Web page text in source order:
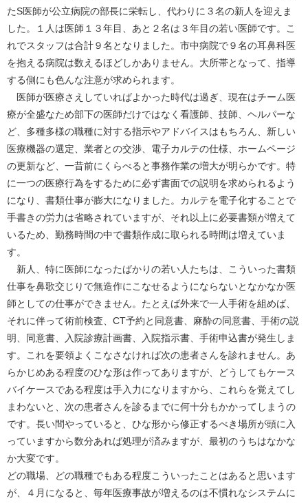
たS医師が公立病院の部長に栄転し、代わりに３名の新人を迎えま
した。１人は医師１３年目、あと２名は３年目の若い医師です。こ
れでスタッフは合計９名となりました。市中病院で９名の耳鼻科医
を抱える病院は数えるほどしかありません。大所帯となって、指導
する側にも色んな注意が求められます。
医師が医療さえしていればよかった時代は過ぎ、現在はチーム医
療が全盛なため部下の医師だけではなく看護師、技師、ヘルパーな
ど、多種多様の職種に対する指示やアドバイスはもちろん、新しい
医療機器の選定、業者との交渉、電子カルテの仕様、ホームページ
の更新など、一昔前にくらべると事務作業の増大が明らかです。特
に一つの医療行為をするために必ず書面での説明を求められるよう
になり、書類仕事が膨大になりました。カルテを電子化することで
手書きの労力は省略されていますが、それ以上に必要書類が増えて
いるため、勤務時間の中で書類作成に取られる時間は増えていま
す。
新人、特に医師になったばかりの若い人たちは、こういった書類
仕事を鼻歌交じりで無造作にこなせるようにならないとなかなか医
師としての仕事ができません。たとえば外来で一人手術を組めば、
それに伴って術前検査、CT予約と同意書、麻酔の同意書、手術の説
明、同意書、入院診療計画書、入院指示書、手術申込書が発生しま
す。これを要領よくこなさなければ次の患者さんを診れません。あ
らかじめある程度のひな形は作ってありますが、どうしてもケース
バイケースである程度は手入力になりますから、これらを覚えてし
まわないと、次の患者さんを診るまでに何十分もかかってしまうの
です。長い間やっていると、ひな形から修正するべき場所が頭に入
っていますから数分あれば処理が済みますが、最初のうちはなかな
か大変です。
どの職場、どの職種でもある程度こういったことはあると思います
が、４月になると、毎年医療事故が増えるのは不慣れなシステムに